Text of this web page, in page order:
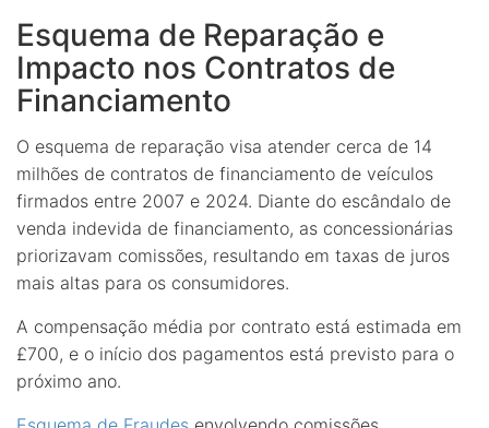
Esquema de Reparação e
Impacto nos Contratos de
Financiamento
O esquema de reparação visa atender cerca de 14
milhões de contratos de financiamento de veículos
firmados entre 2007 e 2024. Diante do escândalo de
venda indevida de financiamento, as concessionárias
priorizavam comissões, resultando em taxas de juros
mais altas para os consumidores.
A compensação média por contrato está estimada em
£700, e o início dos pagamentos está previsto para o
próximo ano.